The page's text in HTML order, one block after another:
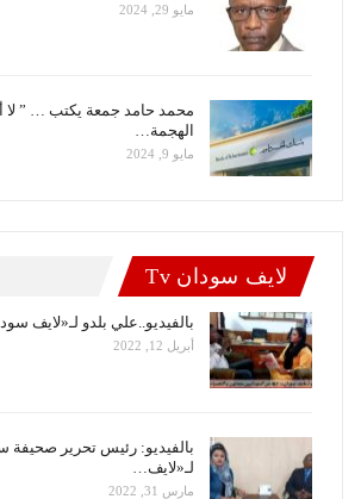
مايو 29, 2024
محمد حامد جمعة يكتب … ”
الهجمة…
مايو 9, 2024
لايف سودان Tv
بالفيديو..علي بلدو لـ«لايف سودان»:
أبريل 12, 2022
بالفيديو: رئيس تحرير صحيفة
لـ«لايف…
مارس 31, 2022